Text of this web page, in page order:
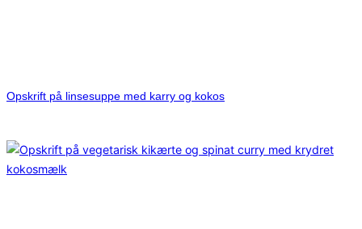
Opskrift på linsesuppe med karry og kokos